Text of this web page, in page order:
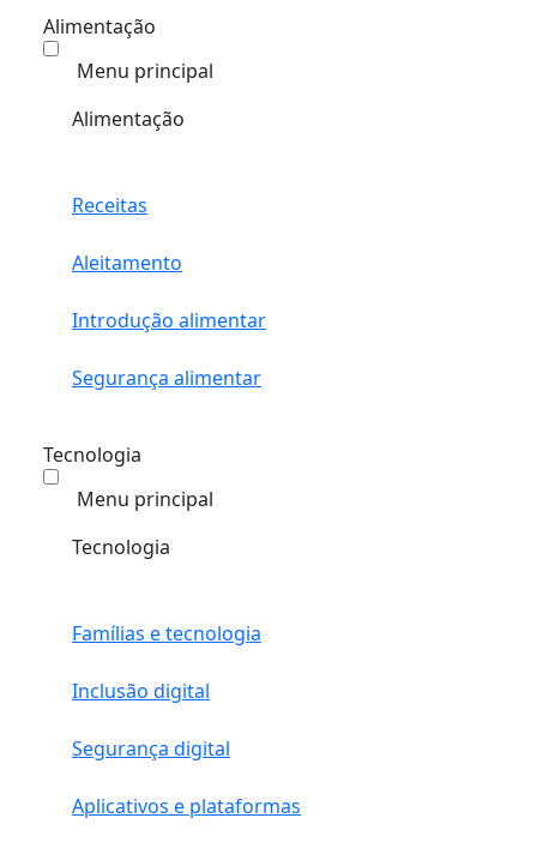
Alimentação
Menu principal
Alimentação
Receitas
Aleitamento
Introdução alimentar
Segurança alimentar
Tecnologia
Menu principal
Tecnologia
Famílias e tecnologia
Inclusão digital
Segurança digital
Aplicativos e plataformas